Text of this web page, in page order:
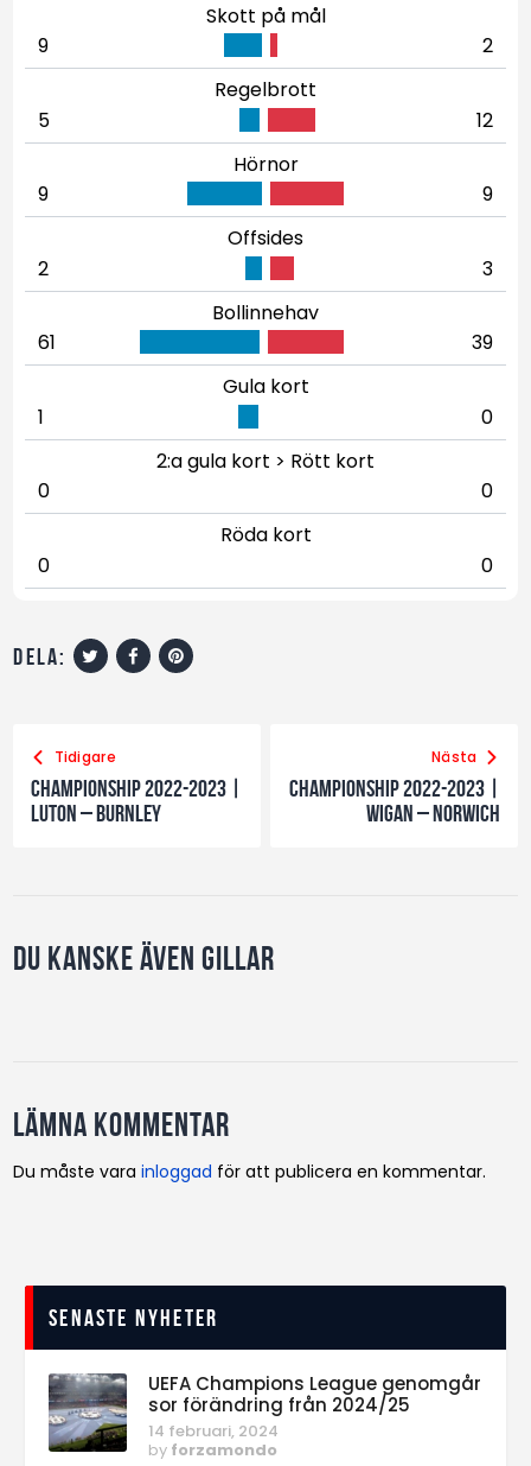
Skott på mål
9
2
Regelbrott
5
12
Hörnor
9
9
Offsides
2
3
Bollinnehav
61
39
Gula kort
1
0
2:a gula kort > Rött kort
0
0
Röda kort
0
0
dela:
Tidigare
Championship 2022-2023 |
Luton – Burnley
Nästa
Championship 2022-2023 |
Wigan – Norwich
Du kanske även gillar
Lämna kommentar
Du måste varainloggad för att publicera en kommentar.
Senaste nyheter
UEFA Champions League genomgår
sor förändring från 2024/25
14 februari, 2024
by forzamondo